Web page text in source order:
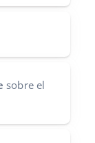
sobre el